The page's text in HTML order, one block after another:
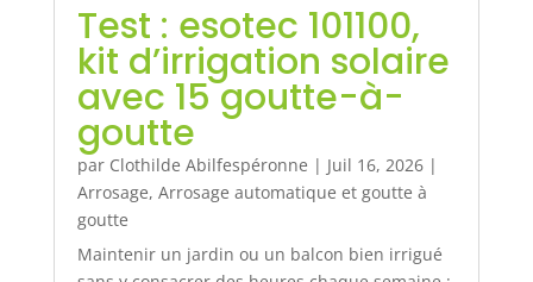
Test : esotec 101100,
kit d’irrigation solaire
avec 15 goutte-à-
goutte
par Clothilde Abilfespéronne | Juil 16, 2026|
Arrosage, Arrosage automatique et goutte à
goutte
Maintenir un jardin ou un balcon bien irrigué